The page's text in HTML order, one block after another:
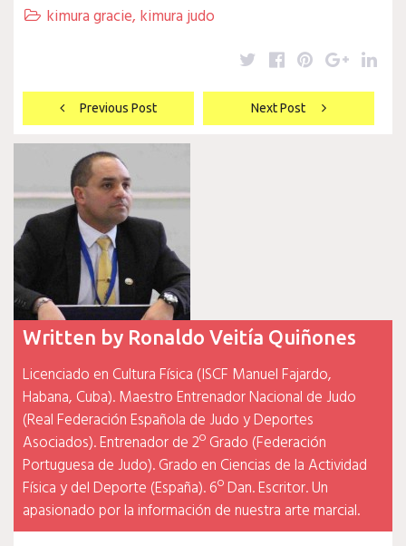
 kimura gracie, kimura judo
Navegación
de
entradas
Previous Post Next Post
Twitter
Facebook
Pinterest
Written by Ronaldo Veitía Quiñones
Licenciado en Cultura Física (ISCF Manuel Fajardo,
Habana, Cuba). Maestro Entrenador Nacional de Judo
(Real Federación Española de Judo y Deportes
Asociados). Entrenador de 2º Grado (Federación
Portuguesa de Judo). Grado en Ciencias de la Actividad
Física y del Deporte (España). 6º Dan. Escritor. Un
apasionado por la información de nuestra arte marcial.